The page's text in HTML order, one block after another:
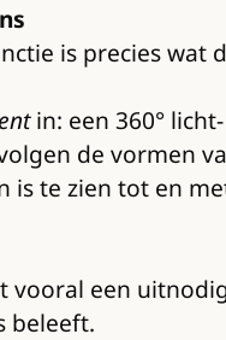
is precies
in: een 360°
de vormen
te zien tot en
vooral een
beleeft.